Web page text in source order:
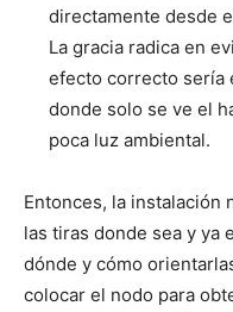
directamente desde
La gracia radica en
efecto correcto sería
donde solo se ve el
poca luz ambiental.
Entonces, la instalación
las tiras donde sea y ya
dónde y cómo
colocar el nodo para